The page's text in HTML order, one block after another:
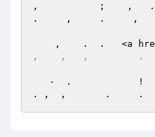
,           ;    ,
.     ,     .     ,
,    .  .   <a
,    ,   ,         .
-  .
. ,  ,       .     .